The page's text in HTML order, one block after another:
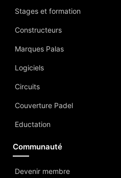
Stages et formation
Constructeurs
Marques Palas
Logiciels
Circuits
Couverture Padel
Eductation
Communauté
Devenir membre